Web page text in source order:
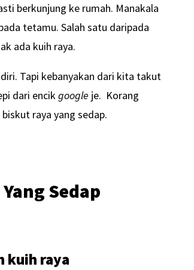
berkunjung ke rumah. Manakala
tetamu. Salah satu daripada
ada kuih raya.
Tapi kebanyakan dari kita takut
dari encikgoogle je. Korang
raya yang sedap.
Sedap
kuih raya